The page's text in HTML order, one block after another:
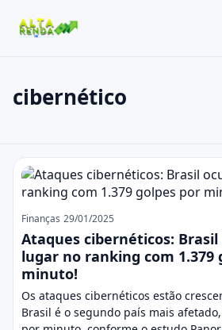
Conta Digital
Empréstimo
Finanças
Imóvel
Legal
Pressione Enter para buscar ou
cibernético
cibernético
Finanças 29/01/2025
Ataques cibernéticos: Brasil
lugar no ranking com 1.379
minuto!
Os ataques cibernéticos estão
Brasil é o segundo país mais